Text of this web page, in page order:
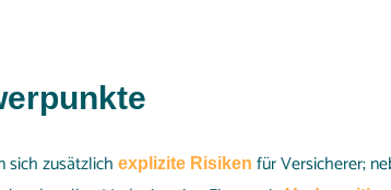
sich zusätzlich explizite Risiken für Versicherer;